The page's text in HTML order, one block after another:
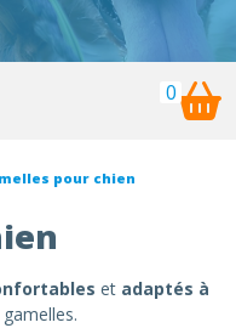
0
pour chien
et adaptés à